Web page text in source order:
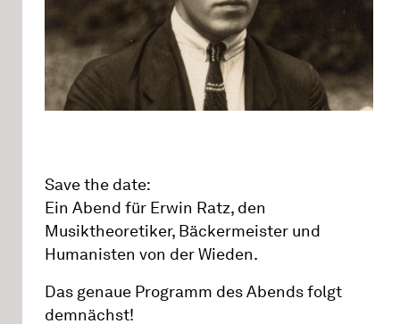
Save the date:
Ein Abend für Erwin Ratz, den
Musiktheoretiker, Bäckermeister und
Humanisten von der Wieden.
Das genaue Programm des Abends folgt
demnächst!